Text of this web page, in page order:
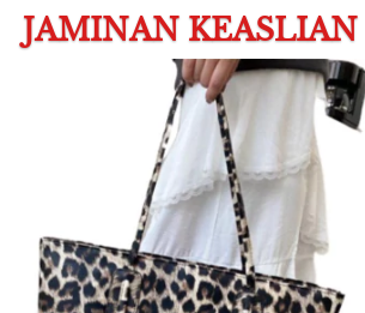
JAMINAN